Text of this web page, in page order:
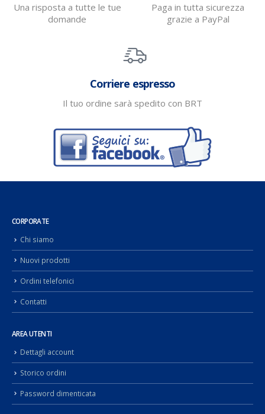
Una risposta a tutte le tue
domande
Paga in tutta sicurezza
grazie a PayPal
Corriere espresso
Il tuo ordine sarà spedito con BRT
CORPORATE
Chi siamo
Nuovi prodotti
Ordini telefonici
Contatti
AREA UTENTI
Dettagli account
Storico ordini
Password dimenticata